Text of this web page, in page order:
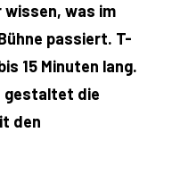
wissen, was im
passiert. T-
15 Minuten lang.
gestaltet die
den